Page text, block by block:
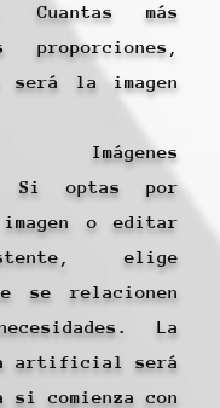
Cuantas más
proporciones,
será la imagen
Imágenes
Si optas por
o editar
elige
se relacionen
La
artificial será
si comienza con